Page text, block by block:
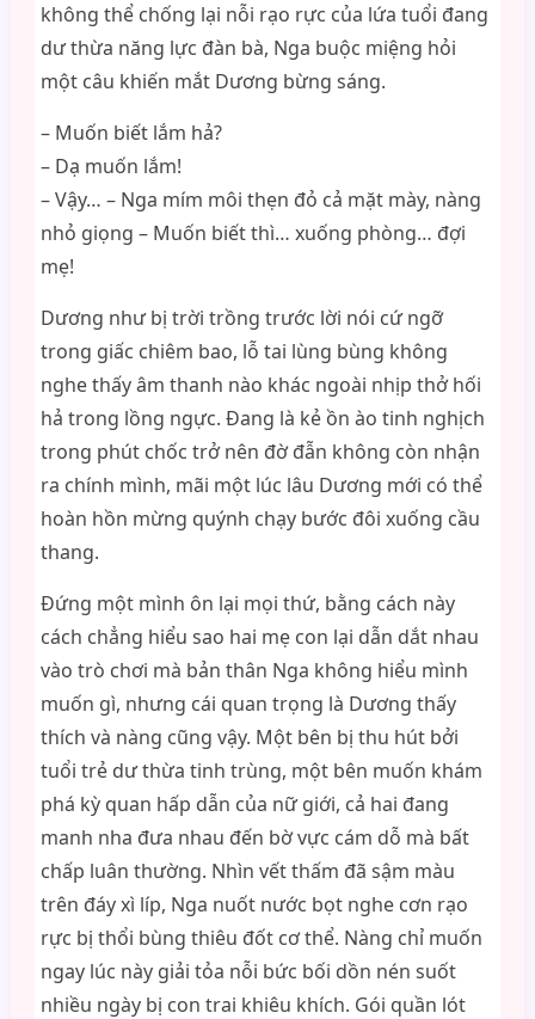
không thể chống lại nỗi rạo rực của lứa tuổi đang
dư thừa năng lực đàn bà, Nga buộc miệng hỏi
một câu khiến mắt Dương bừng sáng.
– Muốn biết lắm hả?
– Dạ muốn lắm!
– Vậy… – Nga mím môi thẹn đỏ cả mặt mày, nàng
nhỏ giọng – Muốn biết thì… xuống phòng… đợi
mẹ!
Dương như bị trời trồng trước lời nói cứ ngỡ
trong giấc chiêm bao, lỗ tai lùng bùng không
nghe thấy âm thanh nào khác ngoài nhịp thở hối
hả trong lồng ngực. Đang là kẻ ồn ào tinh nghịch
trong phút chốc trở nên đờ đẫn không còn nhận
ra chính mình, mãi một lúc lâu Dương mới có thể
hoàn hồn mừng quýnh chạy bước đôi xuống cầu
thang.
Đứng một mình ôn lại mọi thứ, bằng cách này
cách chẳng hiểu sao hai mẹ con lại dẫn dắt nhau
vào trò chơi mà bản thân Nga không hiểu mình
muốn gì, nhưng cái quan trọng là Dương thấy
thích và nàng cũng vậy. Một bên bị thu hút bởi
tuổi trẻ dư thừa tinh trùng, một bên muốn khám
phá kỳ quan hấp dẫn của nữ giới, cả hai đang
manh nha đưa nhau đến bờ vực cám dỗ mà bất
chấp luân thường. Nhìn vết thấm đã sậm màu
trên đáy xì líp, Nga nuốt nước bọt nghe cơn rạo
rực bị thổi bùng thiêu đốt cơ thể. Nàng chỉ muốn
ngay lúc này giải tỏa nỗi bức bối dồn nén suốt
nhiều ngày bị con trai khiêu khích. Gói quần lót